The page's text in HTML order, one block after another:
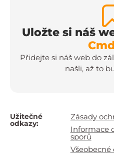
Uložte si náš
Přidejte si náš web do
našli, až to
Užitečné
odkazy:
Zásady
Informace
sporů